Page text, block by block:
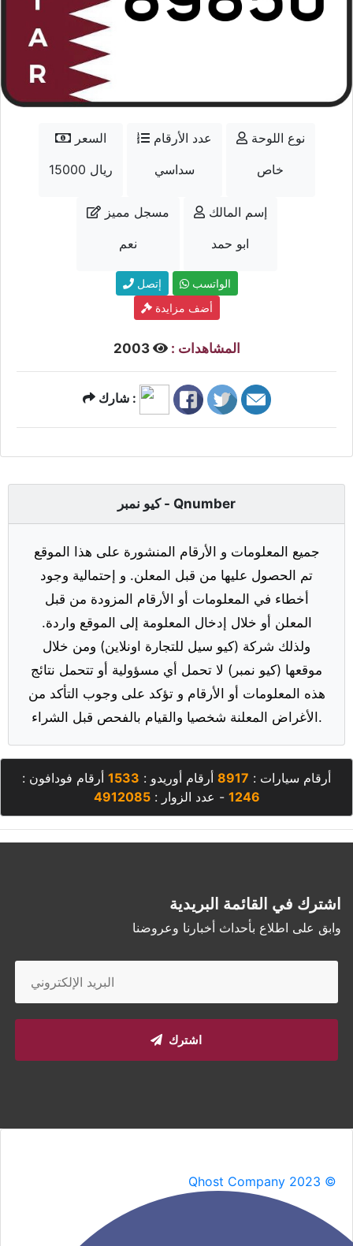
السعر
15000 ريال
عدد الأرقام
سداسي
نوع اللوحة
خاص
مسجل مميز
نعم
إسم المالك
ابو حمد
إتصل
الواتسب
أضف مزايدة
المشاهدات : 2003
شارك :
كيو نمبر - Qnumber
جميع المعلومات و الأرقام المنشورة على هذا الموقع
تم الحصول عليها من قبل المعلن. و إحتمالية وجود
أخطاء في المعلومات أو الأرقام المزودة من قبل
المعلن أو خلال إدخال المعلومة إلى الموقع واردة.
ولذلك شركة (كيو سيل للتجارة اونلاين) ومن خلال
موقعها (كيو نمبر) لا تحمل أي مسؤولية أو تتحمل نتائج
هذه المعلومات أو الأرقام و تؤكد على وجوب التأكد من
الأغراض المعلنة شخصيا والقيام بالفحص قبل الشراء.
أرقام سيارات : 8917 أرقام أوريدو : 1533 أرقام فودافون :
1246 - عدد الزوار :4912085
اشترك في القائمة البريدية
وابق على اطلاع بأحداث أخبارنا وعروضنا
اشترك
Qhost Company 2023 ©